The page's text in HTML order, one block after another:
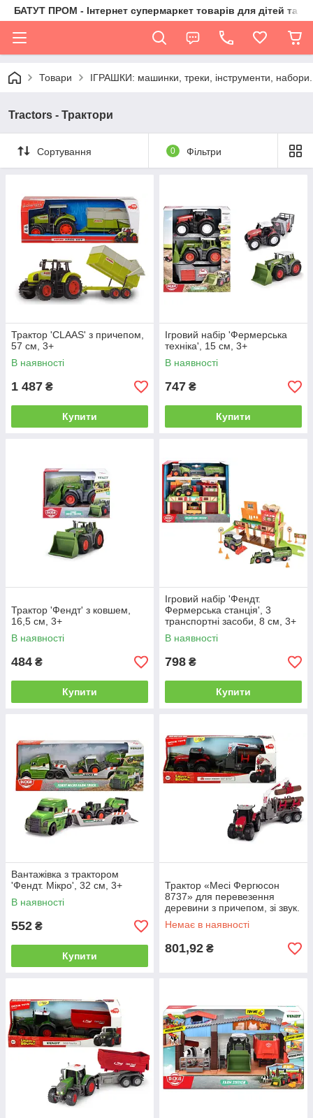
БАТУТ ПРОМ - Інтернет супермаркет товарів для дітей та їх
Товари ІГРАШКИ: машинки, треки, інструменти, набори.
Tractors - Трактори
Сортування 0 Фільтри
Трактор 'CLAAS' з причепом,
57 см, 3+
В наявності
1 487 ₴
Купити
Ігровий набір 'Фермерська
техніка', 15 см, 3+
В наявності
747 ₴
Купити
Трактор 'Фендт' з ковшем,
16,5 см, 3+
В наявності
484 ₴
Купити
Ігровий набір 'Фендт.
Фермерська станція', 3
транспортні засоби, 8 см, 3+
В наявності
798 ₴
Купити
Вантажівка з трактором
'Фендт. Мікро', 32 см, 3+
В наявності
552 ₴
Купити
Трактор «Месі Фергюсон
8737» для перевезення
деревини з причепом, зі звук.
та світл. ефектами, 42 см, 3+
Немає в наявності
801,92 ₴